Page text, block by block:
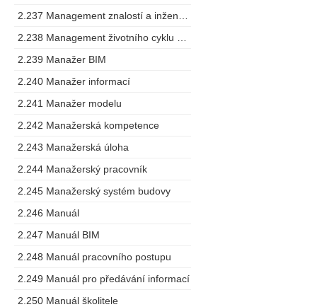
2.239 Manažer BIM
2.240 Manažer informací
2.241 Manažer modelu
2.242 Manažerská kompetence
2.243 Manažerská úloha
2.244 Manažerský pracovník
2.245 Manažerský systém budovy
2.246 Manuál
2.247 Manuál BIM
2.248 Manuál pracovního postupu
2.249 Manuál pro předávání informací
2.250 Manuál školitele